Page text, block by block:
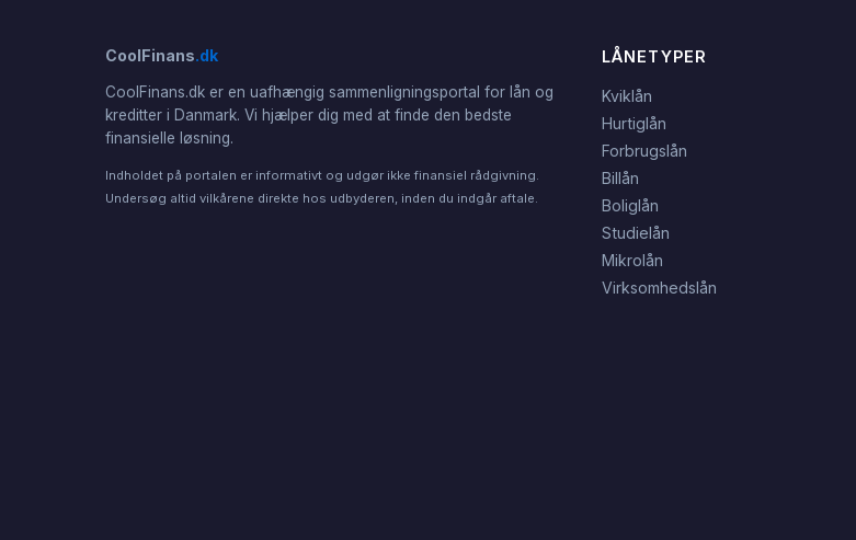
CoolFinans.dk
CoolFinans.dk er en uafhængig sammenligningsportal for lån og
kreditter i Danmark. Vi hjælper dig med at finde den bedste
finansielle løsning.
Indholdet på portalen er informativt og udgør ikke finansiel rådgivning.
Undersøg altid vilkårene direkte hos udbyderen, inden du indgår aftale.
LÅNETYPER
Kviklån
Hurtiglån
Forbrugslån
Billån
Boliglån
Studielån
Mikrolån
Virksomhedslån